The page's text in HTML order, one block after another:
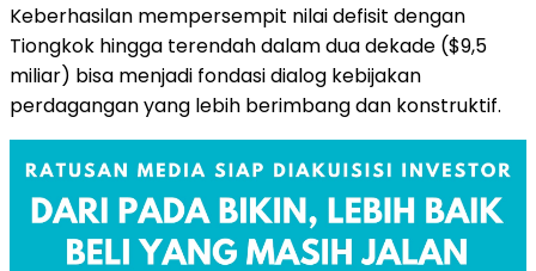
Keberhasilan mempersempit nilai defisit dengan
Tiongkok hingga terendah dalam dua dekade ($9,5
miliar) bisa menjadi fondasi dialog kebijakan
perdagangan yang lebih berimbang dan konstruktif.